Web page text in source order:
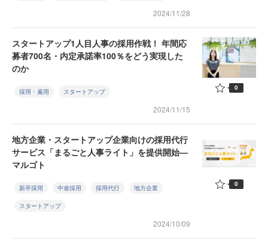
2024/11/28
スタートアップ1人目人事の採用作戦！ 年間応
募者700名・内定承諾率100％をどう実現した
のか
採用・雇用 スタートアップ
2024/11/15
0
地方企業・スタートアップ企業向けの採用代行
サービス「まるごと人事ライト」を提供開始—
マルゴト
新卒採用 中途採用 採用代行 地方企業
スタートアップ
2024/10/09
0